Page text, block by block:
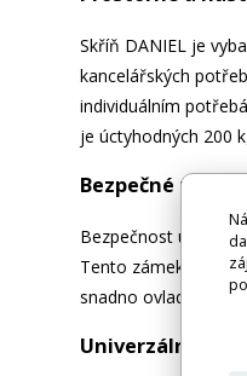
Skříň DANIEL je
kancelářských
individuálním
je úctyhodných 200
Bezpečné
Bezpečnost
Tento zámek
snadno ovladatelný
Univerzální